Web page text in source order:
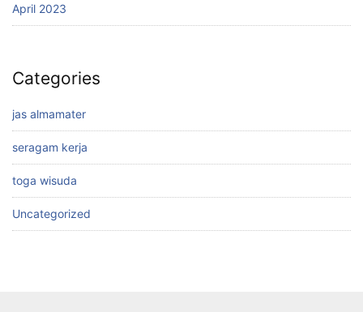
April 2023
Categories
jas almamater
seragam kerja
toga wisuda
Uncategorized